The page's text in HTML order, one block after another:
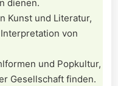
dienen.
Kunst und Literatur,
von
und‌ Popkultur,
Gesellschaft ⁤finden.